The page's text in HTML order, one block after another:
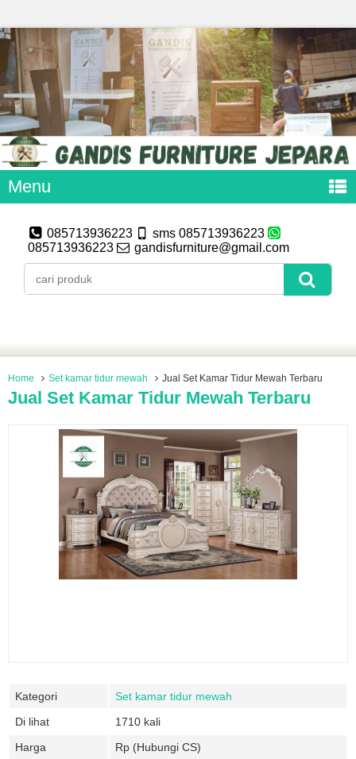
Menu
085713936223
sms 085713936223
085713936223
gandisfurniture@gmail.com
Home Set kamar tidur mewah Jual Set Kamar Tidur Mewah Terbaru
Jual Set Kamar Tidur Mewah Terbaru
Kategori
Set kamar tidur mewah
Di lihat
1710 kali
Harga
Rp (Hubungi CS)